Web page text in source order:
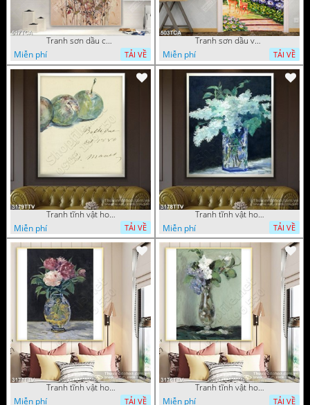
Tranh sơn dầu chú nai trong vườn hoa decor tường in uv
Miễn phí
TẢI VỀ
Tranh sơn dầu vườn hoa bên dòng sông decor tường
Miễn phí
TẢI VỀ
Tranh tĩnh vật hoa quả sơn dầu dán tường đẹp
Miễn phí
TẢI VỀ
Tranh tĩnh vật hoa quả sơn dầu trang trí tường đẹp
Miễn phí
TẢI VỀ
Tranh tĩnh vật hoa quả sơn dầu nghệ thuật
Miễn phí
TẢI VỀ
Tranh tĩnh vật hoa quả sơn dầu trang trí tường
Miễn phí
TẢI VỀ